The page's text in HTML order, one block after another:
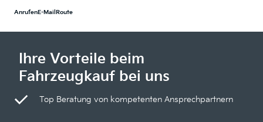
AnrufenE-Mail Route
Ihre Vorteile beim
Fahrzeugkauf bei uns
Top Beratung von kompetenten Ansprechpartnern